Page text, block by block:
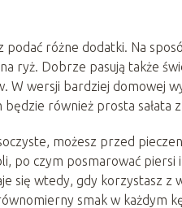
różne dodatki. Na
ryż. Dobrze pasują także
W wersji bardziej domowej
również prosta sałata
możesz przed
po czym posmarować piersi
się wtedy, gdy korzystasz z
smak w każdym